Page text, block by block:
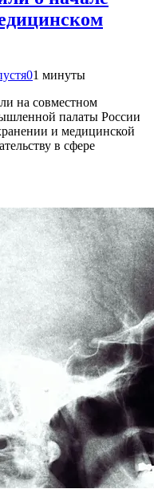
01 минуты
на совместном
палаты России
и медицинской
в сфере